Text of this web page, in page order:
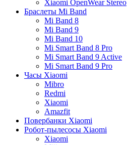
Xiaomi OpenWear Stereo
Браслеты Mi Band
Mi Band 8
Mi Band 9
Mi Band 10
Mi Smart Band 8 Pro
Mi Smart Band 9 Active
Mi Smart Band 9 Pro
Часы Xiaomi
Mibro
Redmi
Xiaomi
Amazfit
Повербанки Xiaomi
Робот-пылесосы Xiaomi
Xiaomi